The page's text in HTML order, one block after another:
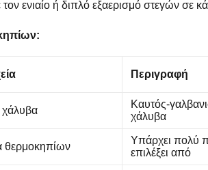
ενιαίο ή διπλό εξαερισμό στεγών σε
Περιγραφή
Καυτός-
χάλυβα
θερμοκηπίων
Υπάρχει πολύ
επιλέξει από